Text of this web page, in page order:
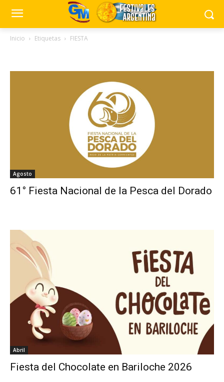
Inicio Etiquetas FIESTA
Agosto
61° Fiesta Nacional de la Pesca del Dorado
Abril
Fiesta del Chocolate en Bariloche 2026